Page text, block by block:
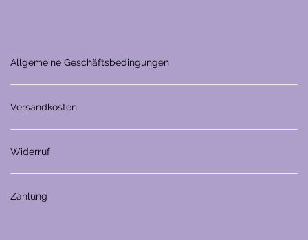
Allgemeine Geschäftsbedingungen
Versandkosten
Widerruf
Zahlung